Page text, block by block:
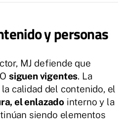
y personas
MJ defiende que
siguen vigentes. La
calidad del contenido, el
el enlazadointerno y la
siendo elementos